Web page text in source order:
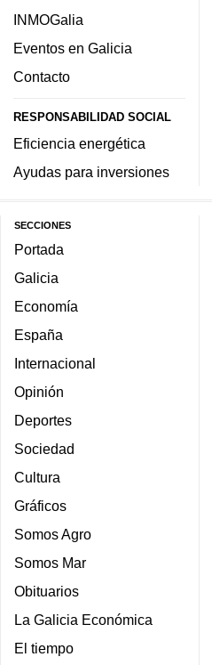
INMOGalia
Eventos en Galicia
Contacto
RESPONSABILIDAD SOCIAL
Eficiencia energética
Ayudas para inversiones
SECCIONES
Portada
Galicia
Economía
España
Internacional
Opinión
Deportes
Sociedad
Cultura
Gráficos
Somos Agro
Somos Mar
Obituarios
La Galicia Económica
El tiempo